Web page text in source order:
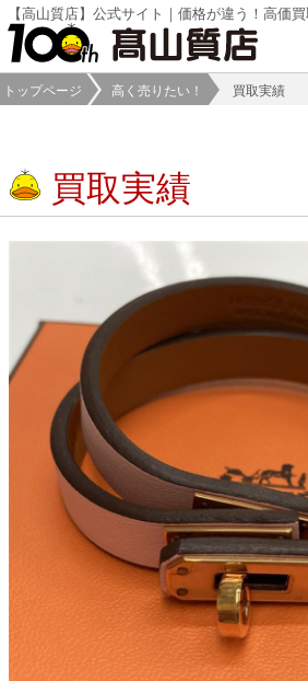
【高山質店】公式サイト｜価格が違う！高価
トップページ 高く売りたい！ 買取実績
買取実績